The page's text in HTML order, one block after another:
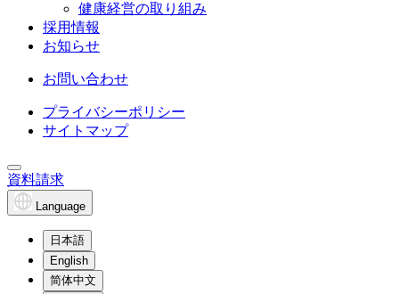
健康経営の取り組み
採用情報
お知らせ
お問い合わせ
プライバシーポリシー
サイトマップ
資料請求
Language
日本語
English
简体中文